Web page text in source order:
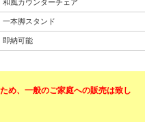
和風カウンターチェア
一本脚スタンド
即納可能
め、一般のご家庭への販売は致し